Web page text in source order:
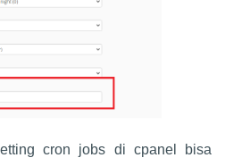
cron jobs di cpanel bisa